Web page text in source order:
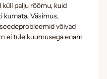
palju rõõmu, kuid
kurnata. Väsimus,
võivad
ei tule kuumusega enam